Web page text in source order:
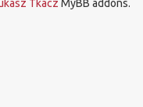
Tkacz MyBB addons.